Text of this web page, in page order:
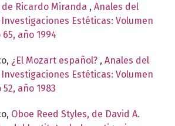
de Ricardo Miranda , Anales del
Estéticas: Volumen
año 1994
¿El Mozart español? , Anales del
Estéticas: Volumen
año 1983
Oboe Reed Styles, de David A.